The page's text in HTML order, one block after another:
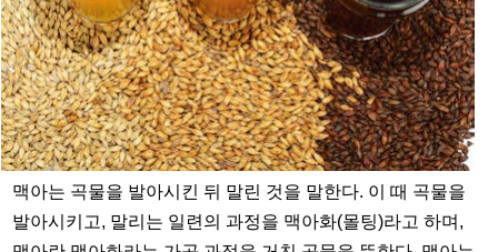
맥아는 곡물을 발아시킨 뒤 말린 것을 말한다. 이 때 곡물을
발아시키고, 말리는 일련의 과정을 맥아화(몰팅)라고 하며,